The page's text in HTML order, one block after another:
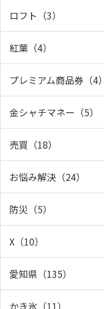
ロフト（3）
紅葉（4）
プレミアム商品券（4）
金シャチマネー（5）
売買（18）
お悩み解決（24）
防災（5）
X（10）
愛知県（135）
かき氷（11）